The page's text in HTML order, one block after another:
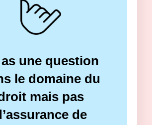
une question
le domaine du
mais pas
de